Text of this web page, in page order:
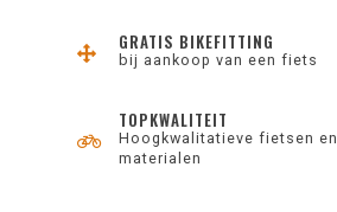
GRATIS BIKEFITTING
bij aankoop van een fiets
TOPKWALITEIT
Hoogkwalitatieve fietsen en
materialen